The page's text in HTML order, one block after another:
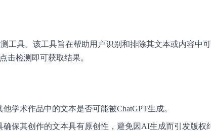
工具。该工具旨在帮助用户识别和排除其文本或内容中
击检测即可获取结果。
学术作品中的文本是否可能被ChatGPT生成。
保其创作的文本具有原创性，避免因AI生成而引发版权